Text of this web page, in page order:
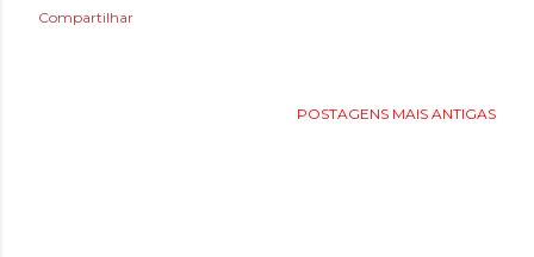
Compartilhar
POSTAGENS MAIS ANTIGAS